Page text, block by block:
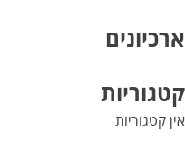
ארכיונים
קטגוריות
אין קטגוריות